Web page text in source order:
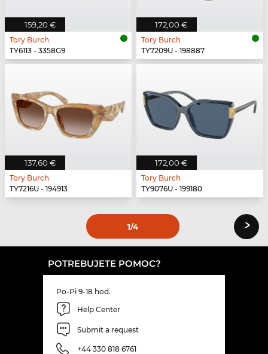
159,20 €
Tory Burch
TY6113 - 3358G9
172,00 €
Tory Burch
TY7209U - 198887
137,60 €
Tory Burch
TY7216U - 194913
172,00 €
Tory Burch
TY9076U - 199180
1/4 ›
POTREBUJETE POMOC?
Po-Pi 9-18 hod.
Help Center
Submit a request
+44 330 818 6761